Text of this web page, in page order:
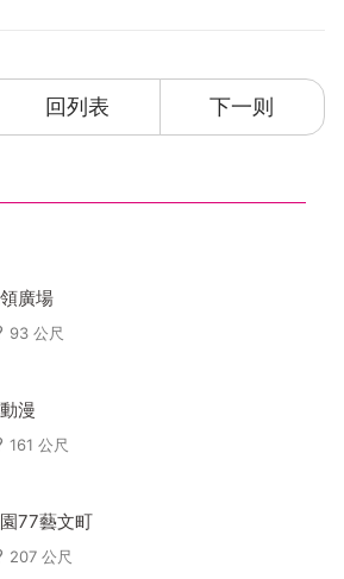
回列表 下一则
廣場
93 公尺
漫
161 公尺
77藝文町
207 公尺